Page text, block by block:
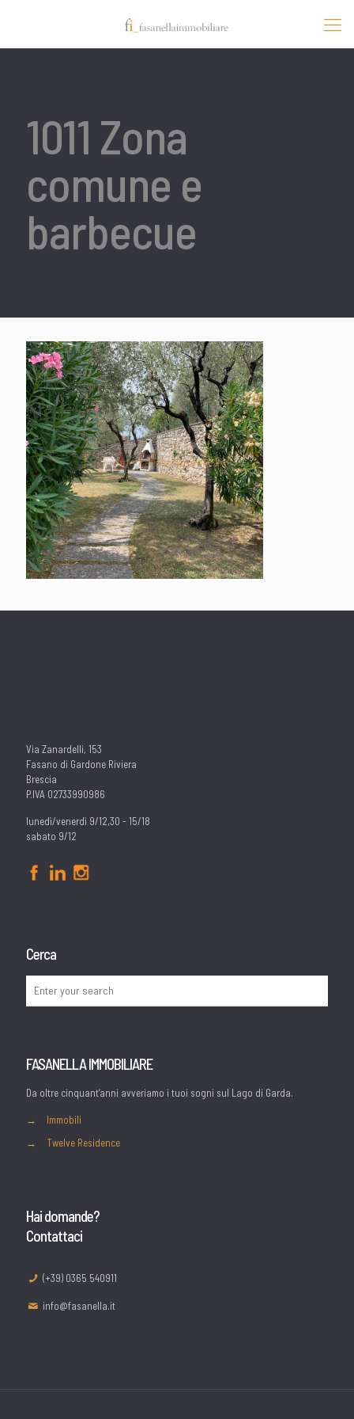
1011 Zona
comune e
barbecue
Via Zanardelli, 153
Fasano di Gardone Riviera
Brescia
P.IVA 02733990986
lunedì/venerdì 9/12,30 - 15/18
sabato 9/12
Cerca
FASANELLA IMMOBILIARE
Da oltre cinquant’anni avveriamo i tuoi sogni sul Lago di Garda.
→
Immobili
→
Twelve Residence
Hai domande?
Contattaci
(+39) 0365 540911
info@fasanella.it